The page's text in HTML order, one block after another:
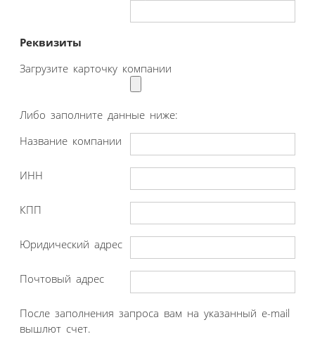
Реквизиты
Загрузите карточку компании
Либо заполните данные ниже:
Название компании
ИНН
КПП
Юридический адрес
Почтовый адрес
После заполнения запроса вам на указанный e-mail
вышлют счет.